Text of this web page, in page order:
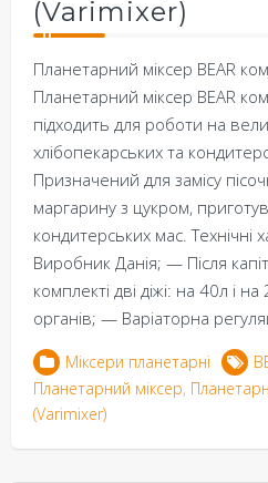
(Varimixer)
Планетарний міксер BEAR
Планетарний міксер BEAR
підходить для роботи на
хлібопекарських та
Призначений для замісу
маргарину з цукром,
кондитерських мас. Технічні
Виробник Данія; — Після
комплекті дві діжі: на 40л і
органів; — Варіаторна
Міксери планетарні
Планетарний міксер,
(Varimixer)